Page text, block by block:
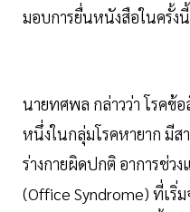
มอบการยื่นหนังสือในครั้งนี้
นายทศพล กล่าวว่า โรคข้
หนึ่งในกลุ่มโรคหายาก มี
ร่างกายผิดปกติ อาการช่
(Office Syndrome) ที่เริ่